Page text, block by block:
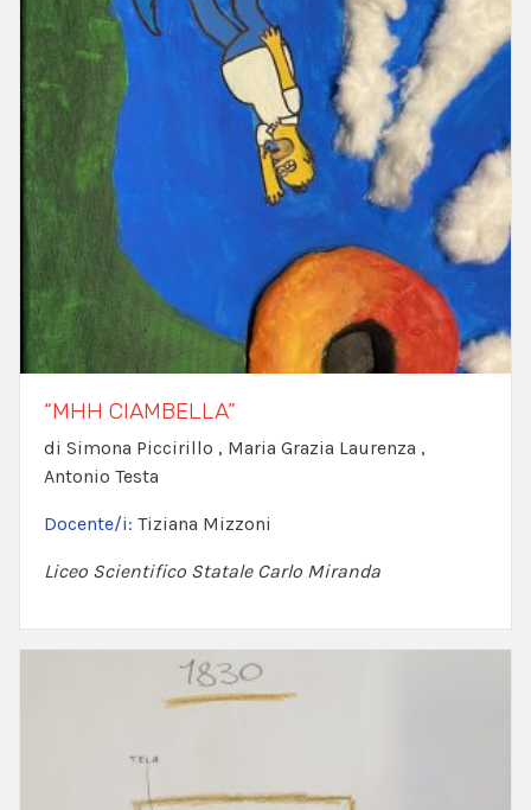
“MHH CIAMBELLA”
di Simona Piccirillo , Maria Grazia Laurenza ,
Antonio Testa
Docente/i: Tiziana Mizzoni
Liceo Scientifico Statale Carlo Miranda